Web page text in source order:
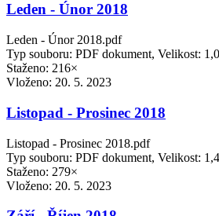
Leden - Únor 2018
Leden - Únor 2018.pdf
Typ souboru: PDF dokument, Velikost:
Staženo: 216×
Vloženo: 20. 5. 2023
Listopad - Prosinec 2018
Listopad - Prosinec 2018.pdf
Typ souboru: PDF dokument, Velikost:
Staženo: 279×
Vloženo: 20. 5. 2023